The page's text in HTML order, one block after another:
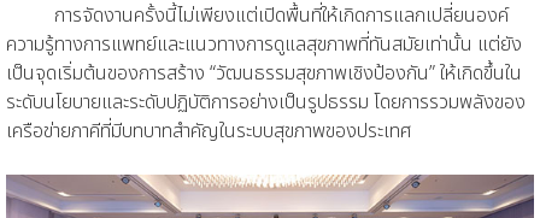
การจัดงานครั้งนี้ไม่เพียงแต่เปิดพื้นที่ให้เกิดการแลกเปลี่ยนองค์
ความรู้ทางการแพทย์และแนวทางการดูแลสุขภาพที่ทันสมัยเท่านั้น แต่ยัง
เป็นจุดเริ่มต้นของการสร้าง “วัฒนธรรมสุขภาพเชิงป้องกัน” ให้เกิดขึ้นใน
ระดับนโยบายและระดับปฏิบัติการอย่างเป็นรูปธรรม โดยการรวมพลังของ
เครือข่ายภาคีที่มีบทบาทสำคัญในระบบสุขภาพของประเทศ